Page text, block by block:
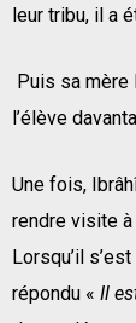
leur tribu, il a
Puis sa mère
l’élève
Une fois,
rendre visite
Lorsqu’il
répondu « Il